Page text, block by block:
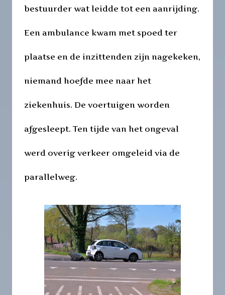
bestuurder wat leidde tot een aanrijding.
Een ambulance kwam met spoed ter
plaatse en de inzittenden zijn nagekeken,
niemand hoefde mee naar het
ziekenhuis. De voertuigen worden
afgesleept. Ten tijde van het ongeval
werd overig verkeer omgeleid via de
parallelweg.